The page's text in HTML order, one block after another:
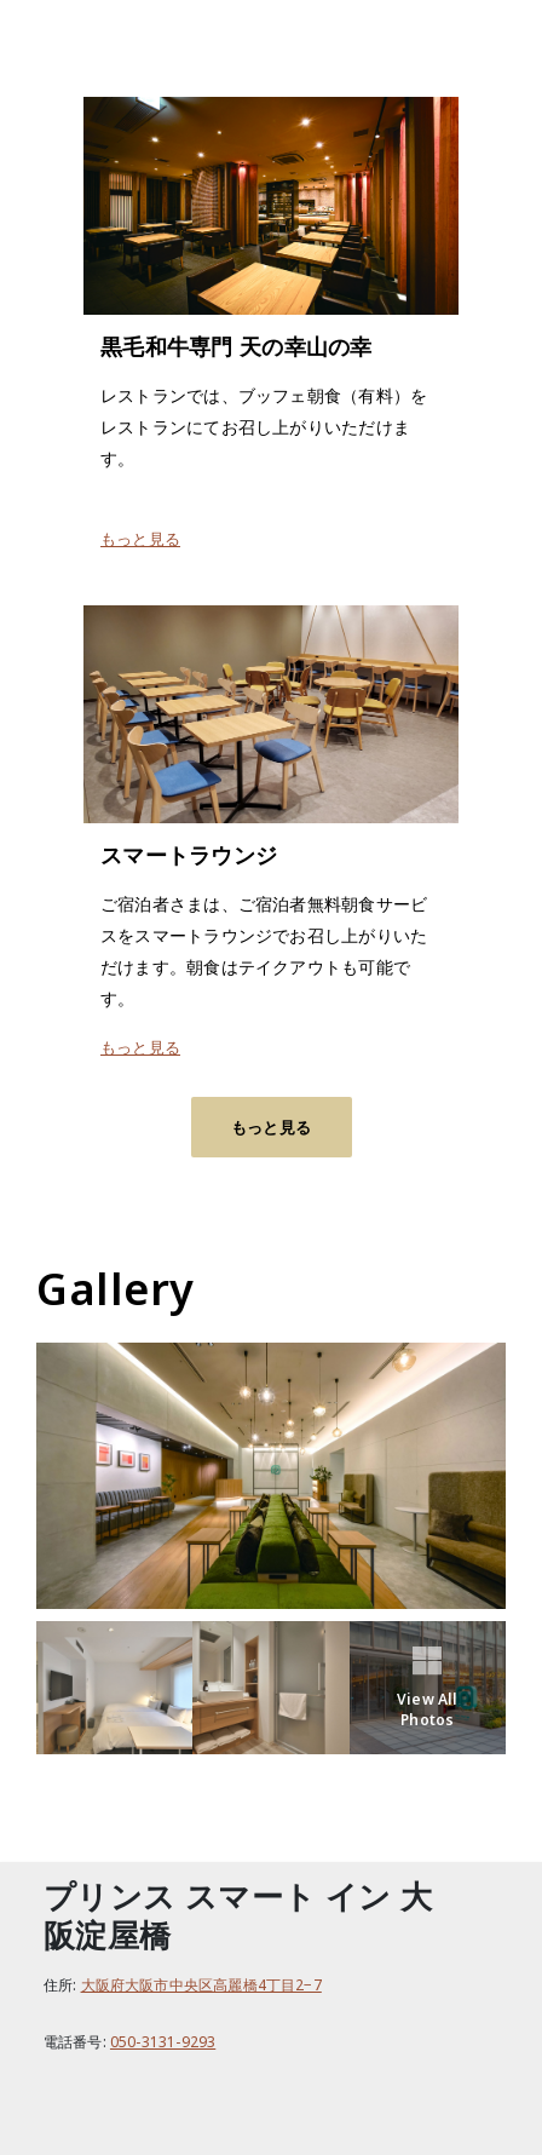
黒毛和牛専門 天の幸山の幸
レストランでは、ブッフェ朝食（有料）を
レストランにてお召し上がりいただけま
す。
もっと見る
スマートラウンジ
ご宿泊者さまは、ご宿泊者無料朝食サービ
スをスマートラウンジでお召し上がりいた
だけます。朝食はテイクアウトも可能で
す。
もっと見る
もっと見る
Gallery
View All
Photos
プリンス スマート イン 大
阪淀屋橋
住所: 大阪府大阪市中央区高麗橋4丁目2−7
電話番号: 050-3131-9293